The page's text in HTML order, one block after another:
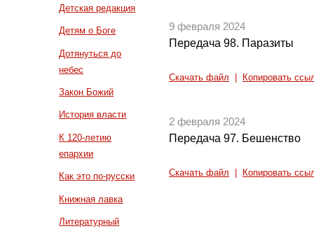
Детская редакция
Детям о Боге
Дотянуться до
небес
Закон Божий
История власти
К 120-летию
епархии
Как это по-русски
Книжная лавка
Литературный
9 февраля 2024
Передача 98. Паразиты
Скачать файл Копировать
2 февраля 2024
Передача 97. Бешенство
Скачать файл Копировать